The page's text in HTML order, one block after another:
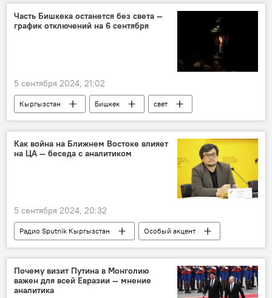
Часть Бишкека останется без света —
график отключений на 6 сентября
5 сентября 2024, 21:02
Кыргызстан Бишкек
свет
отключение
график
Бишкекское предприятие электрических сетей
Как война на Ближнем Востоке влияет
на ЦА — беседа с аналитиком
5 сентября 2024, 20:32
Радио Sputnik Кыргызстан
Особый акцент
Ближний Восток
Запад
Центральная Азия
Политика
конфликт
безопасность
Почему визит Путина в Монголию
важен для всей Евразии — мнение
аналитика